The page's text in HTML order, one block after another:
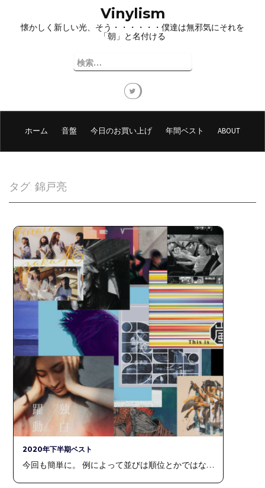
プ
Vinylism
懐かしく新しい光、そう・・・・・・僕達は無邪気にそれを
「朝」と名付ける
検
索:
ホーム 音盤 今日のお買い上げ 年間ベスト ABOUT
タグ: 錦戸亮
2020年下半期ベスト
今回も簡単に。 例によって並びは順位とかではな…